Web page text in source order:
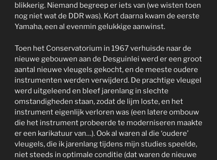
blikkerig. Niemand begreep er iets van (we wisten toen
nog niet wat de DDR was). Kort daarna kwam de eerste
Yamaha, een al evenmin gelukkige aanwinst.
Toen het Conservatorium in 1967 verhuisde naar de
nieuwe gebouwen aan de Desguinlei werd er een groot
aantal nieuwe vleugels gekocht, en de meeste oudere
instrumenten werden verwijderd. De prachtige vleugel
werd uitgeleend en bleef jarenlang in slechte
omstandigheden staan, zodat de lijm loste, en het
instrument eigenlijk verloren was (een latere ombouw
die het instrument probeerde te moderniseren maakte
er een karikatuur van…). Ook al waren al die ‘oudere’
vleugels, die ik jarenlang tijdens mijn studies speelde,
niet steeds in optimale conditie (dat waren de nieuwe